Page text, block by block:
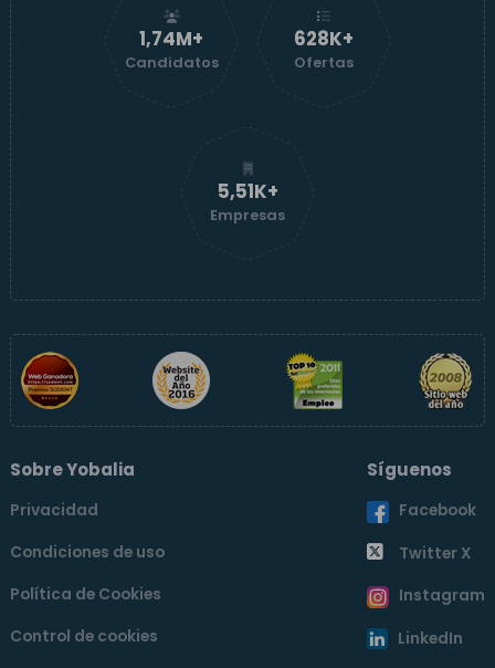
1,74M+
Candidatos
629K+
Ofertas
5,51K+
Empresas
Sobre Yobalia
Privacidad
Condiciones de uso
Política de Cookies
Control de cookies
Síguenos
Facebook
Twitter X
Instagram
LinkedIn